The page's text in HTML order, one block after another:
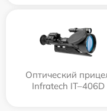
Оптический
Infratech IT–406D